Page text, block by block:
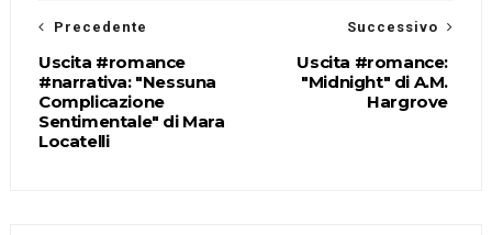
Successivo
Uscita #romance:
"Midnight" di A.M.
Hargrove
Precedente
Uscita #romance
#narrativa: "Nessuna
Complicazione
Sentimentale" di Mara
Locatelli